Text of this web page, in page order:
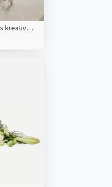
Bårebuket, vild (Floristens kreative valg)